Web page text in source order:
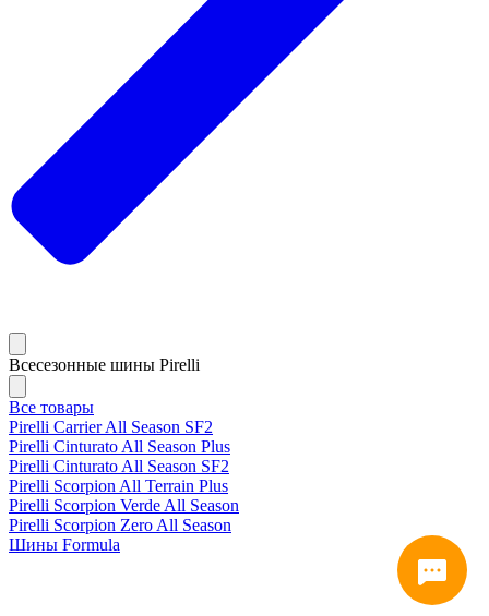
Всесезонные шины Pirelli
Все товары
Pirelli Carrier All Season SF2
Pirelli Cinturato All Season Plus
Pirelli Cinturato All Season SF2
Pirelli Scorpion All Terrain Plus
Pirelli Scorpion Verde All Season
Pirelli Scorpion Zero All Season
Шины Formula